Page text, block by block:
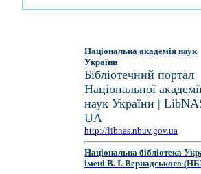
Національна академія наук
України
Бібліотечний портал
Національної
наук України |
UA
http://libnas.nbuv.gov.ua
Національна бібліотека
імені В. І. Вернадського